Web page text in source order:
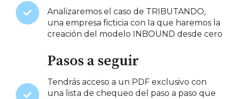
Analizaremos el caso de TRIBUTANDO,
una empresa ficticia con la que haremos la
creación del modelo INBOUND desde cero
Pasos a seguir
Tendrás acceso a un PDF exclusivo con
una lista de chequeo del paso a paso que